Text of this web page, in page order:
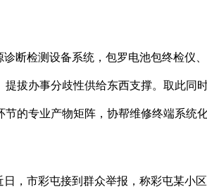
检测设备系统，包罗电池包终检仪
拔办事分歧性供给东西支撑。取此
的专业产物矩阵，协帮维修终端系
市彩屯接到群众举报，称彩屯某小